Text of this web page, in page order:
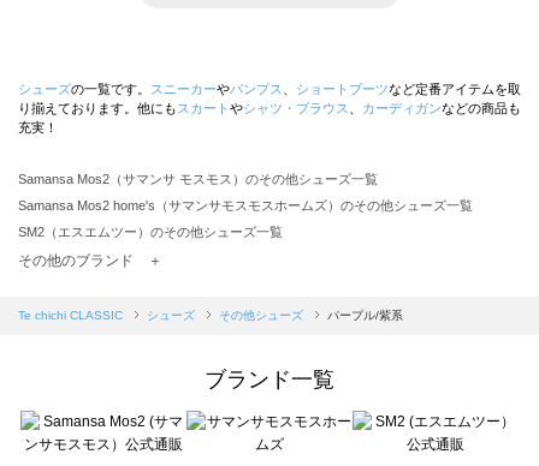
シューズの一覧です。 スニーカーやパンプス ショートブーツなど定番アイテムを取
り揃えております。他にも スカート やシャツ・ブラウス カーディガンなどの商品も
充実！
Samansa Mos2（サマンサ モスモス）のその他シューズ一覧
Samansa Mos2 home's（サマンサモスモスホームズ）のその他シューズ一覧
SM2（エスエムツー）のその他シューズ一覧
Samansa Mos2 blue（サマンサモスモス ブルー）のその他シューズ一覧
sō4ū（ソウフォーユー）のその他シューズ一覧
Te chichi（テチチ）のその他シューズ一覧
Te chichi CLASSIC（テチチ クラシック）のその他シューズ一覧
その他のブランド ＋
Te chichi CLASSIC シューズ その他シューズ パープル/紫系
ブランド一覧